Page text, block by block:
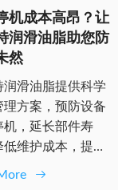
机成本高昂？让
润滑油脂助您防
然
润滑油脂提供科学
理方案，预防设备
机，延长部件寿
低维护成本，提升